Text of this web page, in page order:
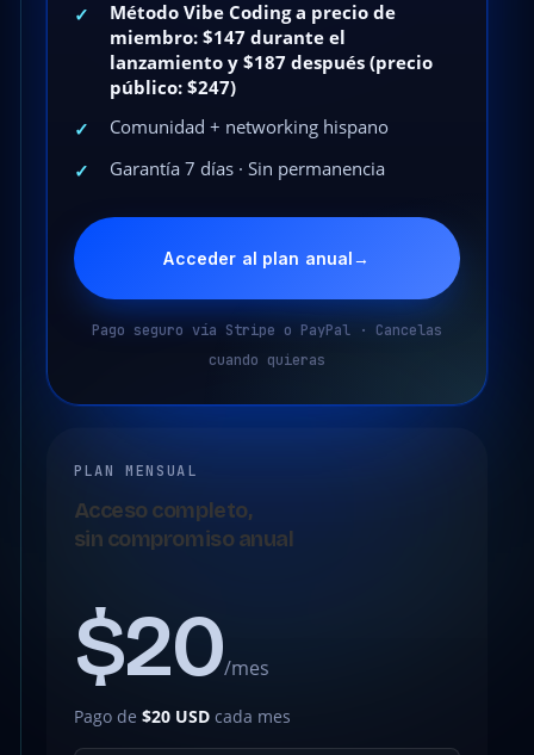
✓
Método Vibe Coding a precio de
miembro: $147 durante el
lanzamiento y $187 después (precio
público: $247)
✓
Comunidad + networking hispano
✓
Garantía 7 días · Sin permanencia
Acceder al plan anual→
Pago seguro vía Stripe o PayPal · Cancelas
cuando quieras
PLAN MENSUAL
Acceso completo,
sin compromiso anual
$20/mes
Pago de $20 USDcada mes